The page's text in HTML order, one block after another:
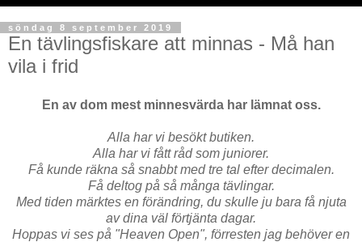
söndag 8 september 2019
En tävlingsfiskare att minnas - Må han
vila i frid
En av dom mest minnesvärda har lämnat oss.
Alla har vi besökt butiken.
Alla har vi fått råd som juniorer.
Få kunde räkna så snabbt med tre tal efter decimalen.
Få deltog på så många tävlingar.
Med tiden märktes en förändring, du skulle ju bara få njuta
av dina väl förtjänta dagar.
Hoppas vi ses på "Heaven Open", förresten jag behöver en